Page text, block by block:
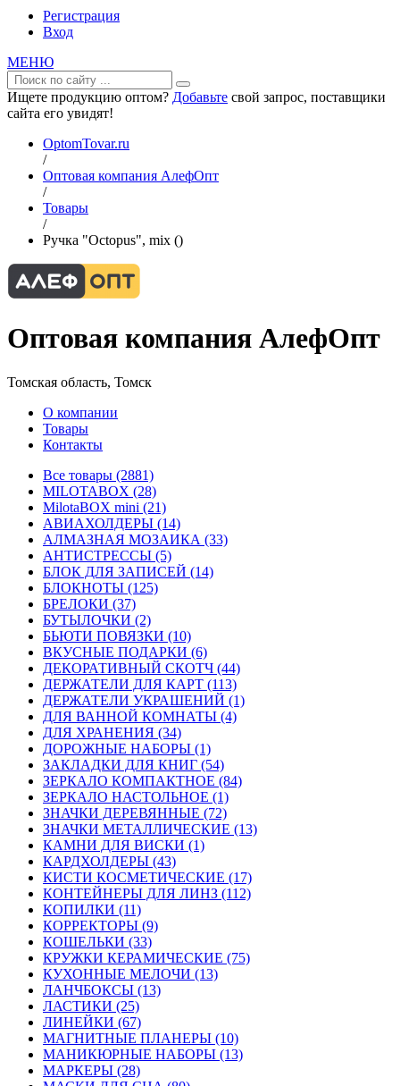
Регистрация
Вход
МЕНЮ
Ищете продукцию оптом? Добавьте свой запрос, поставщики
сайта его увидят!
OptomTovar.ru
/
Оптовая компания АлефОпт
/
Товары
/
Ручка "Octopus", mix ()
Оптовая компания АлефОпт
Томская область, Томск
О компании
Товары
Контакты
Все товары (2881)
MILOTABOX (28)
MilotaBOX mini (21)
АВИАХОЛДЕРЫ (14)
АЛМАЗНАЯ МОЗАИКА (33)
АНТИСТРЕССЫ (5)
БЛОК ДЛЯ ЗАПИСЕЙ (14)
БЛОКНОТЫ (125)
БРЕЛОКИ (37)
БУТЫЛОЧКИ (2)
БЬЮТИ ПОВЯЗКИ (10)
ВКУСНЫЕ ПОДАРКИ (6)
ДЕКОРАТИВНЫЙ СКОТЧ (44)
ДЕРЖАТЕЛИ ДЛЯ КАРТ (113)
ДЕРЖАТЕЛИ УКРАШЕНИЙ (1)
ДЛЯ ВАННОЙ КОМНАТЫ (4)
ДЛЯ ХРАНЕНИЯ (34)
ДОРОЖНЫЕ НАБОРЫ (1)
ЗАКЛАДКИ ДЛЯ КНИГ (54)
ЗЕРКАЛО КОМПАКТНОЕ (84)
ЗЕРКАЛО НАСТОЛЬНОЕ (1)
ЗНАЧКИ ДЕРЕВЯННЫЕ (72)
ЗНАЧКИ МЕТАЛЛИЧЕСКИЕ (13)
КАМНИ ДЛЯ ВИСКИ (1)
КАРДХОЛДЕРЫ (43)
КИСТИ КОСМЕТИЧЕСКИЕ (17)
КОНТЕЙНЕРЫ ДЛЯ ЛИНЗ (112)
КОПИЛКИ (11)
КОРРЕКТОРЫ (9)
КОШЕЛЬКИ (33)
КРУЖКИ КЕРАМИЧЕСКИЕ (75)
КУХОННЫЕ МЕЛОЧИ (13)
ЛАНЧБОКСЫ (13)
ЛАСТИКИ (25)
ЛИНЕЙКИ (67)
МАГНИТНЫЕ ПЛАНЕРЫ (10)
МАНИКЮРНЫЕ НАБОРЫ (13)
МАРКЕРЫ (28)